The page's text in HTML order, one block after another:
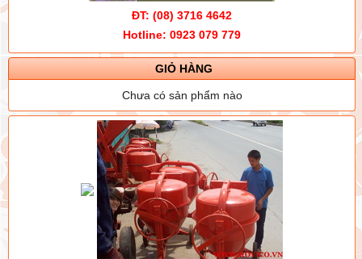
ĐT: (08) 3716 4642
Hotline: 0923 079 779
GIỎ HÀNG
Chưa có sản phẩm nào